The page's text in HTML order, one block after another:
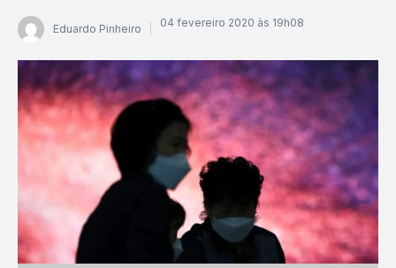
Eduardo Pinheiro 04 fevereiro 2020 às 19h08